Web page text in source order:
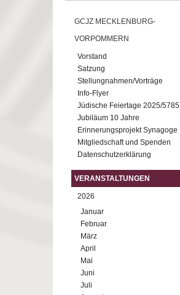
GCJZ MECKLENBURG-
VORPOMMERN
Vorstand
Satzung
Stellungnahmen/Vorträge
Info-Flyer
Jüdische Feiertage 2025/5785
Jubiläum 10 Jahre
Erinnerungsprojekt Synagoge
Mitgliedschaft und Spenden
Datenschutzerklärung
VERANSTALTUNGEN
2026
Januar
Februar
März
April
Mai
Juni
Juli